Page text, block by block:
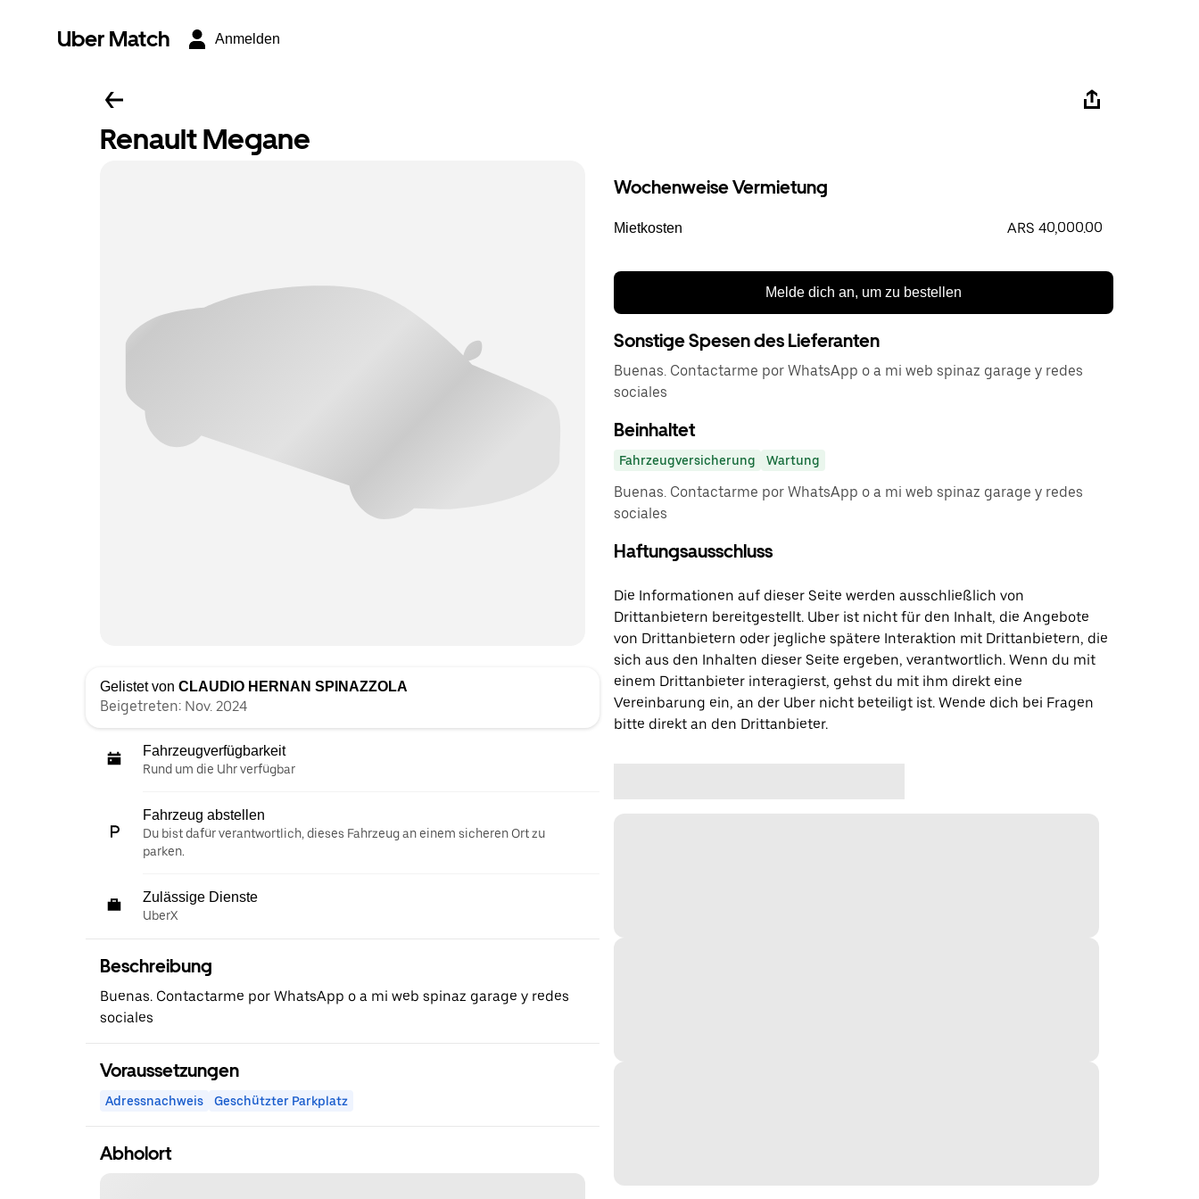
Uber Match Anmelden
Renault Megane
Gelistet von CLAUDIO HERNAN SPINAZZOLA
Beigetreten: Nov. 2024
Fahrzeugverfügbarkeit
Rund um die Uhr verfügbar
Fahrzeug abstellen
Du bist dafür verantwortlich, dieses Fahrzeug an einem sicheren Ort zu
parken.
Zulässige Dienste
UberX
Beschreibung
Buenas. Contactarme por WhatsApp o a mi web spinaz garage y redes
sociales
Voraussetzungen
Adressnachweis Geschützter Parkplatz
Abholort
Wochenweise Vermietung
Mietkosten ARS 40,000.00
Melde dich an, um zu bestellen
Sonstige Spesen des Lieferanten
Buenas. Contactarme por WhatsApp o a mi web spinaz garage y redes
sociales
Beinhaltet
Fahrzeugversicherung Wartung
Buenas. Contactarme por WhatsApp o a mi web spinaz garage y redes
sociales
Haftungsausschluss
Die Informationen auf dieser Seite werden ausschließlich von
Drittanbietern bereitgestellt. Uber ist nicht für den Inhalt, die Angebote
von Drittanbietern oder jegliche spätere Interaktion mit Drittanbietern, die
sich aus den Inhalten dieser Seite ergeben, verantwortlich. Wenn du mit
einem Drittanbieter interagierst, gehst du mit ihm direkt eine
Vereinbarung ein, an der Uber nicht beteiligt ist. Wende dich bei Fragen
bitte direkt an den Drittanbieter.